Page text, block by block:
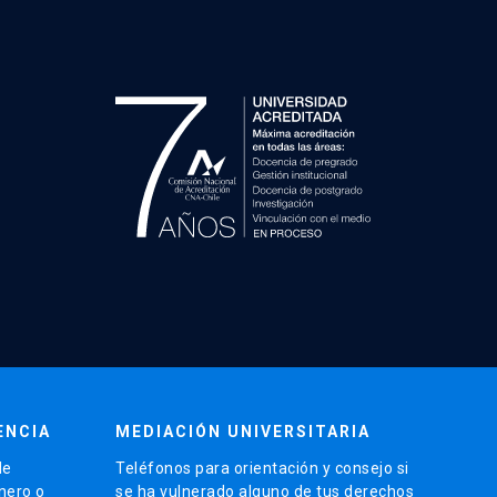
o
MEDIACIÓN UNIVERSITARIA
Teléfonos para orientación y consejo si
se ha vulnerado alguno de tus derechos